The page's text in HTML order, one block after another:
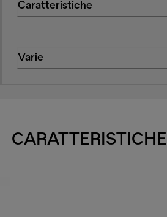
Caratteristiche
Varie